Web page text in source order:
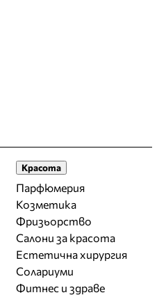
Красота
Парфюмерия
Козметика
Фризьорство
Салони за красота
Естетична хирургия
Солариуми
Фитнес и здраве